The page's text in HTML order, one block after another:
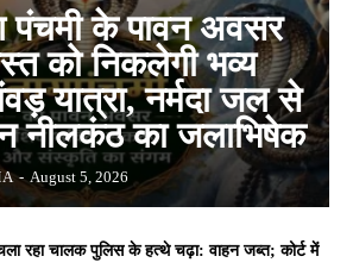
पंचमी के पावन अवसर
को निकलेगी भव्य
यात्रा, नर्मदा जल से
नीलकंठ का जलाभिषेक
- August 5, 2026
रहा चालक पुलिस के हत्थे चढ़ा: वाहन जब्त; कोर्ट में